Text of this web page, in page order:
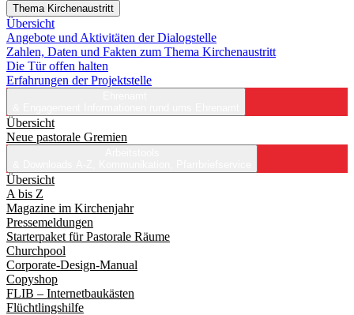
Thema Kirchenaustritt
Übersicht
Angebote und Aktivitäten der Dialogstelle
Zahlen, Daten und Fakten zum Thema Kirchenaustritt
Die Tür offen halten
Erfahrungen der Projektstelle
Übersicht
Neue pastorale Gremien
Übersicht
A bis Z
Magazine im Kirchenjahr
Pressemeldungen
Starterpaket für Pastorale Räume
Churchpool
Corporate-Design-Manual
Copyshop
FLIB – Internetbaukästen
Flüchtlingshilfe